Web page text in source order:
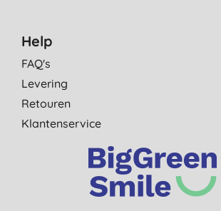
Help
FAQ's
Levering
Retouren
Klantenservice